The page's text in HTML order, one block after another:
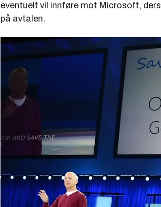
eventuelt vil innføre mot Microsoft,
på avtalen.